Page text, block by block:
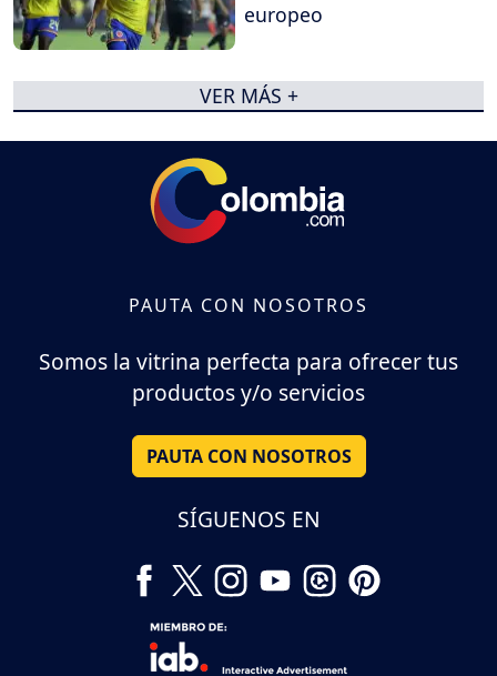
europeo
VER MÁS +
PAUTA CON NOSOTROS
Somos la vitrina perfecta para ofrecer tus
productos y/o servicios
PAUTA CON NOSOTROS
SÍGUENOS EN